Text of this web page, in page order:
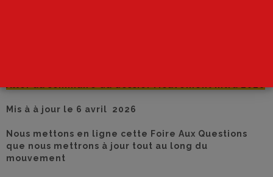
Mis à à jour le 6 avril 2026
Nous mettons en ligne cette Foire Aux Questions
que nous mettrons à jour tout au long du
mouvement